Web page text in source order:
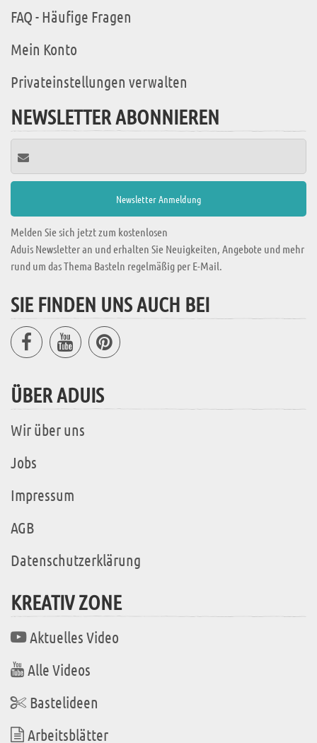
FAQ - Häufige Fragen
Mein Konto
Privateinstellungen verwalten
NEWSLETTER ABONNIEREN
Melden Sie sich jetzt zum kostenlosen
Aduis Newsletter an und erhalten Sie Neuigkeiten, Angebote und mehr
rund um das Thema Basteln regelmäßig per E-Mail.
SIE FINDEN UNS AUCH BEI
ÜBER ADUIS
Wir über uns
Jobs
Impressum
AGB
Datenschutzerklärung
KREATIV ZONE
Aktuelles Video
Alle Videos
Bastelideen
Arbeitsblätter